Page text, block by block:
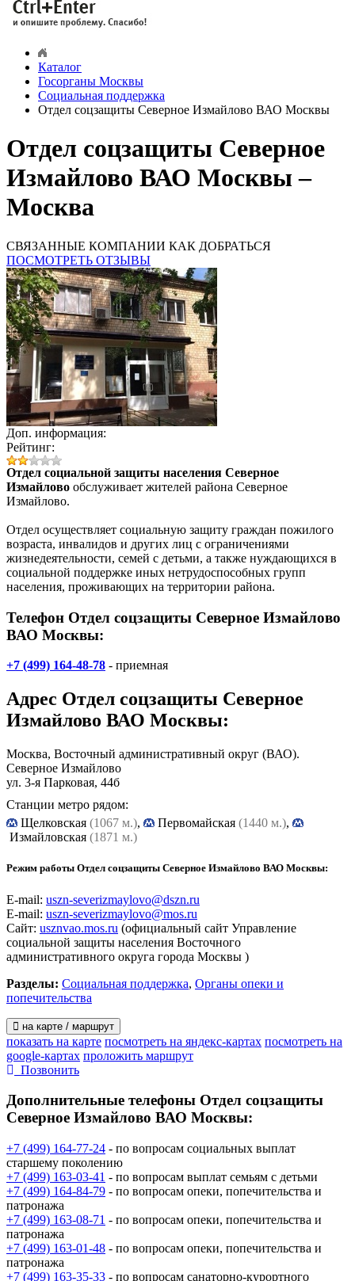
Каталог
Госорганы Москвы
Социальная поддержка
Отдел соцзащиты Северное Измайлово ВАО Москвы
Отдел соцзащиты Северное
Измайлово ВАО Москвы –
Москва
СВЯЗАННЫЕ КОМПАНИИ КАК ДОБРАТЬСЯ
ПОСМОТРЕТЬ ОТЗЫВЫ
Доп. информация:
Рейтинг:
Отдел социальной защиты населения Северное
Измайлово обслуживает жителей района Северное
Измайлово.
Отдел осуществляет социальную защиту граждан пожилого
возраста, инвалидов и других лиц с ограничениями
жизнедеятельности, семей с детьми, а также нуждающихся в
социальной поддержке иных нетрудоспособных групп
населения, проживающих на территории района.
Телефон Отдел соцзащиты Северное Измайлово
ВАО Москвы:
+7 (499) 164-48-78 - приемная
Адрес Отдел соцзащиты Северное
Измайлово ВАО Москвы:
Москва, Восточный административный округ (ВАО).
Северное Измайлово
ул. 3-я Парковая, 44б
Станции метро рядом:
Щелковская (1067 м.), Первомайская (1440 м.),
Измайловская (1871 м.)
Режим работы Отдел соцзащиты Северное Измайлово ВАО Москвы:
E-mail: uszn-severizmaylovo@dszn.ru
E-mail: uszn-severizmaylovo@mos.ru
Сайт: usznvao.mos.ru (официальный сайт Управление
социальной защиты населения Восточного
административного округа города Москвы )
Разделы: Социальная поддержка, Органы опеки и
попечительства
на карте / маршрут
показать на карте посмотреть на яндекс-картах посмотреть на
google-картах проложить маршрут
Позвонить
Дополнительные телефоны Отдел соцзащиты
Северное Измайлово ВАО Москвы:
+7 (499) 164-77-24 - по вопросам социальных выплат
старшему поколению
+7 (499) 163-03-41 - по вопросам выплат семьям с детьми
+7 (499) 164-84-79 - по вопросам опеки, попечительства и
патронажа
+7 (499) 163-08-71 - по вопросам опеки, попечительства и
патронажа
+7 (499) 163-01-48 - по вопросам опеки, попечительства и
патронажа
+7 (499) 163-35-33 - по вопросам санаторно-курортного